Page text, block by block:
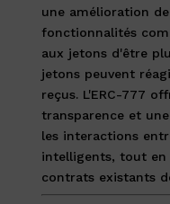
une amélioration
fonctionnalités
aux jetons d'être
jetons peuvent
reçus. L'ERC-777
transparence et
les interactions
intelligents, tout en
contrats existants